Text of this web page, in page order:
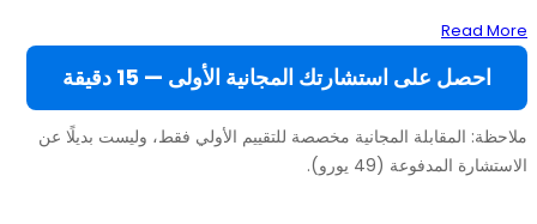
Read More
احصل على استشارتك المجانية الأولى — 15 دقيقة
ملاحظة: المقابلة المجانية مخصصة للتقييم الأولي فقط، وليست بديلًا عن
الاستشارة المدفوعة (49 يورو).